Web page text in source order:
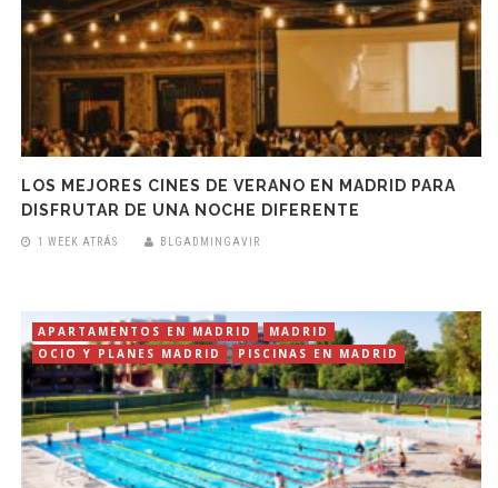
LOS MEJORES CINES DE VERANO EN MADRID PARA
DISFRUTAR DE UNA NOCHE DIFERENTE
1 WEEK ATRÁS BLGADMINGAVIR
APARTAMENTOS EN MADRID
MADRID
OCIO Y PLANES MADRID
PISCINAS EN MADRID